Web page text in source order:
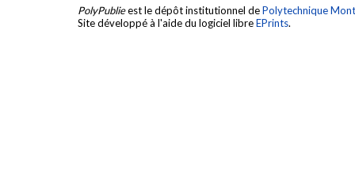
PolyPublieest le dépôt institutionnel dePolytechnique
Site développé à l'aide du logiciel libreEPrints.